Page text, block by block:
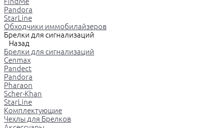
Pandora
StarLine
Обходчики иммобилайзеров
Брелки для сигнализаций
Назад
Брелки для сигнализаций
Cenmax
Pandect
Pandora
Pharaon
Scher-Khan
StarLine
Комплектующие
Чехлы для Брелков